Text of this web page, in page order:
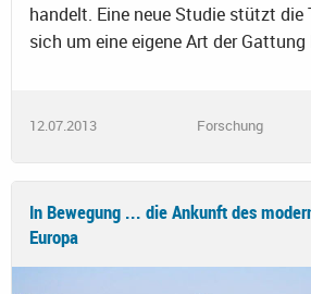
handelt. Eine neue Studie stützt die
sich um eine eigene Art der
12.07.2013 Forschung
In Bewegung ... die Ankunft des
Europa